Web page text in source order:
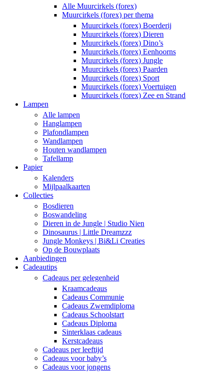
Alle Muurcirkels (forex)
Muurcirkels (forex) per thema
Muurcirkels (forex) Boerderij
Muurcirkels (forex) Dieren
Muurcirkels (forex) Dino’s
Muurcirkels (forex) Eenhoorns
Muurcirkels (forex) Jungle
Muurcirkels (forex) Paarden
Muurcirkels (forex) Sport
Muurcirkels (forex) Voertuigen
Muurcirkels (forex) Zee en Strand
Lampen
Alle lampen
Hanglampen
Plafondlampen
Wandlampen
Houten wandlampen
Tafellamp
Papier
Kalenders
Mijlpaalkaarten
Collecties
Bosdieren
Boswandeling
Dieren in de Jungle | Studio Nien
Dinosaurus | Little Dreamzzz
Jungle Monkeys | Bi&Li Creaties
Op de Bouwplaats
Aanbiedingen
Cadeautips
Cadeaus per gelegenheid
Kraamcadeaus
Cadeaus Communie
Cadeaus Zwemdiploma
Cadeaus Schoolstart
Cadeaus Diploma
Sinterklaas cadeaus
Kerstcadeaus
Cadeaus per leeftijd
Cadeaus voor baby’s
Cadeaus voor jongens